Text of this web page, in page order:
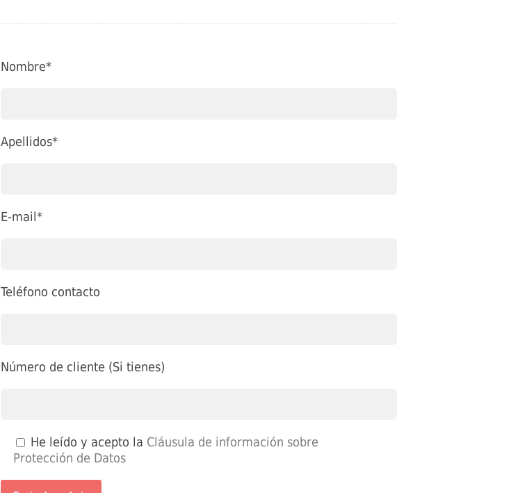
Nombre*
Apellidos*
E-mail*
Teléfono contacto
Número de cliente (Si tienes)
He leído y acepto la Cláusula de información sobre
Protección de Datos